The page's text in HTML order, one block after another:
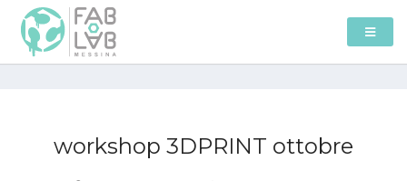
workshop 3DPRINT ottobre